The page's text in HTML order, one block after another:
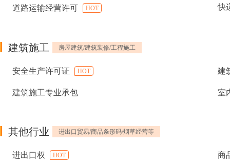
道路运输经营许可 HOT 快
建筑施工 房屋建筑/建筑装修/工程施工
安全生产许可证 HOT 建
建筑施工专业承包 室
其他行业 进出口贸易/商品条形码/烟草经营等
进出口权 HOT 商